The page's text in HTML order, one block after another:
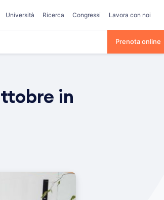
Università Ricerca Congressi Lavora con noi
Prenota online
in